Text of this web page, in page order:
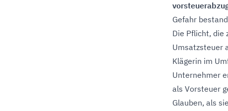
Gefahr
Die Pflicht, die
Umsatzsteuer
Klägerin im
Unternehmer
als Vorsteuer
Glauben, als